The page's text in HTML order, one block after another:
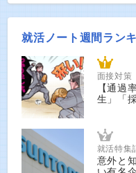
就活ノート週間ラン
面接対策
【通過
生」「
就活特集
意外と